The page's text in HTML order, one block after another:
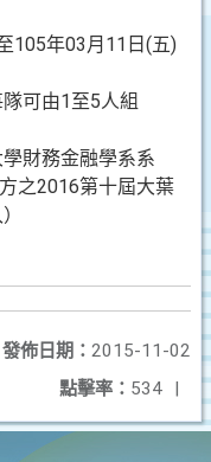
105年03月11日(五)
可由1至5人組
財務金融學系系
之2016第十屆大葉
發佈日期： 2015-11-02
點擊率： 534 |